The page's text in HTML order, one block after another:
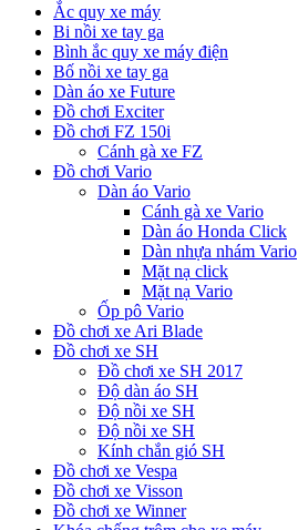
Ắc quy xe máy
Bi nồi xe tay ga
Bình ắc quy xe máy điện
Bố nồi xe tay ga
Dàn áo xe Future
Đồ chơi Exciter
Đồ chơi FZ 150i
Cánh gà xe FZ
Đồ chơi Vario
Dàn áo Vario
Cánh gà xe Vario
Dàn áo Honda Click
Dàn nhựa nhám Vario
Mặt nạ click
Mặt nạ Vario
Ốp pô Vario
Đồ chơi xe Ari Blade
Đồ chơi xe SH
Đồ chơi xe SH 2017
Độ dàn áo SH
Độ nồi xe SH
Độ nồi xe SH
Kính chắn gió SH
Đồ chơi xe Vespa
Đồ chơi xe Visson
Đồ chơi xe Winner